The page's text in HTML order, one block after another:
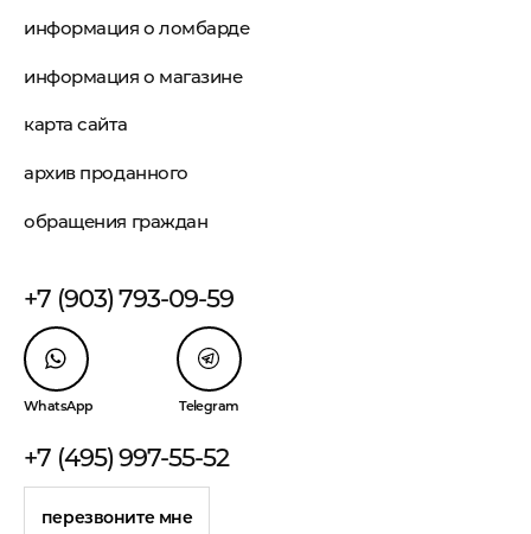
информация о ломбарде
информация о магазине
карта сайта
архив проданного
обращения граждан
+7 (903) 793-09-59
WhatsApp Telegram
+7 (495) 997-55-52
перезвоните мне